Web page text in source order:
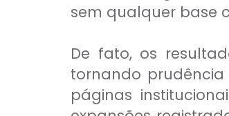
sem qualquer base
De fato, os
tornando
páginas